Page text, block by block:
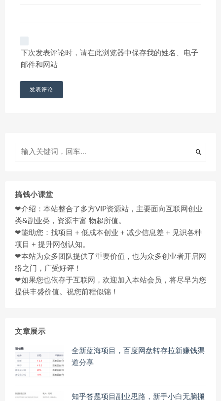
下次发表评论时，请在此浏览器中保存我的姓名、电子
邮件和网站
搞钱小课堂
❤介绍：本站整合了多方VIP资源站，主要面向互联网创业
类&副业类，资源丰富 物超所值。
❤能助您：找项目 + 低成本创业 + 减少信息差 + 见识各种
项目 + 提升网创认知。
❤本站为众多团队提供了重要价值，也为众多创业者开启网
络之门，广受好评！
❤如果您也依存于互联网，欢迎加入本站会员，将尽早为您
提供丰盛价值。祝您前程似锦！
文章展示
全新蓝海项目，百度网盘转存拉新赚钱渠
道分享
知乎答题项目副业思路，新手小白无脑搬